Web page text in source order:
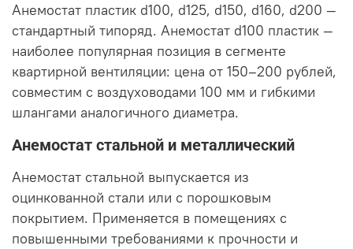
Анемостат пластик d100, d125, d150, d160, d200 —
стандартный типоряд. Анемостат d100 пластик —
наиболее популярная позиция в сегменте
квартирной вентиляции: цена от 150–200 рублей,
совместим с воздуховодами 100 мм и гибкими
шлангами аналогичного диаметра.
Анемостат стальной и металлический
Анемостат стальной выпускается из
оцинкованной стали или с порошковым
покрытием. Применяется в помещениях с
повышенными требованиями к прочности и